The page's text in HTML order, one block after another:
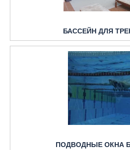
БАССЕЙН ДЛЯ
ПОДВОДНЫЕ ОКНА